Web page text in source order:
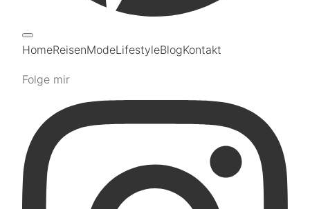
HomeReisenModeLifestyleBlogKontakt
Folge mir